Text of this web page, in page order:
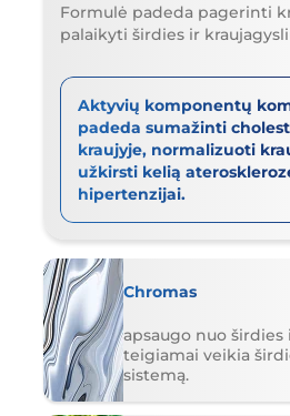
Formulė padeda pagerinti
palaikyti širdies ir
Aktyvių komponentų
padeda sumažinti
kraujyje, normalizuoti
užkirsti kelią
hipertenzijai.
Chromas
apsaugo nuo
teigiamai veikia
sistemą.